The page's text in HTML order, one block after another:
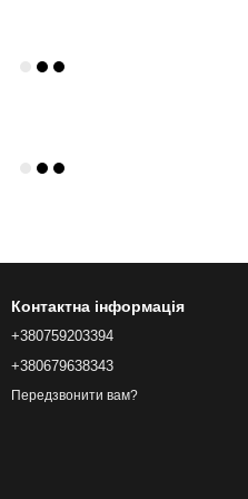
Контактна інформація
+380759203394
+380679638343
Передзвонити вам?